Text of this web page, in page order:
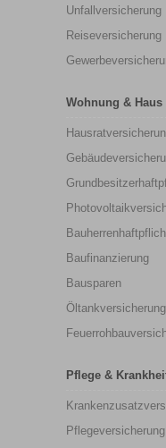
Unfallversicherung
Reiseversicherung
Wohnung & Haus
Baufinanzierung
Bausparen
Öltankversicherung
Pflege &
Pflegeversicherung